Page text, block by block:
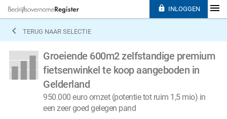
 TERUG NAAR SELECTIE
Groeiende 600m2 zelfstandige premium
fietsenwinkel te koop aangeboden in
Gelderland
950.000 euro omzet (potentie tot ruim 1,5 mio) in
een zeer goed gelegen pand
 INLOGGEN